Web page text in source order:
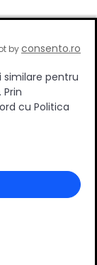
byconsento.ro
similare pentru